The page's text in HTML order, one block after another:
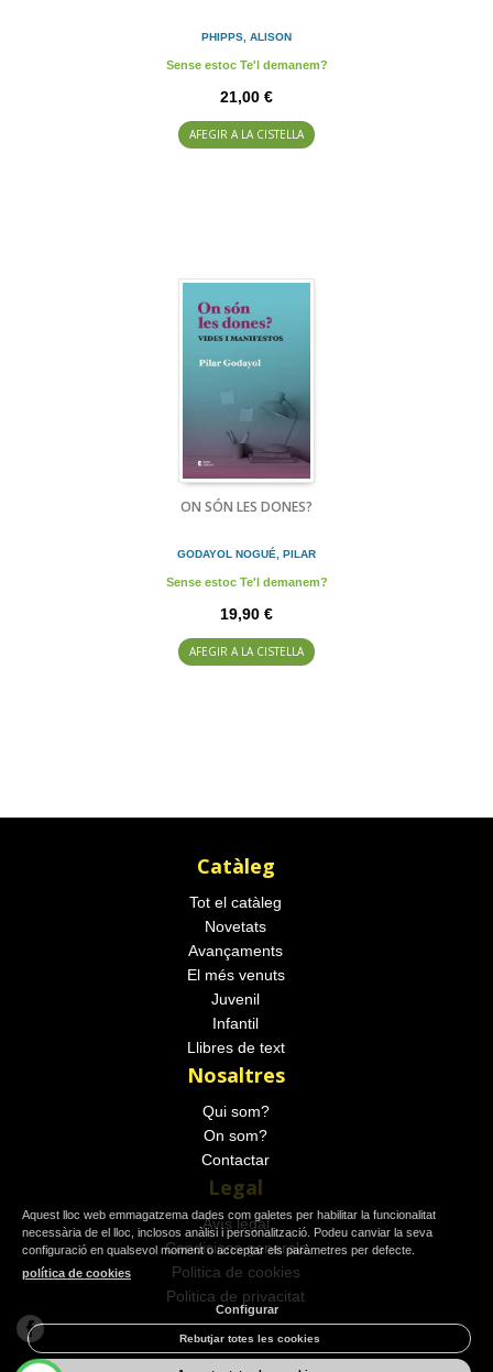
PHIPPS, ALISON
Sense estoc Te'l demanem?
21,00 €
AFEGIR A LA CISTELLA
ON SÓN LES DONES?
GODAYOL NOGUÉ, PILAR
Sense estoc Te'l demanem?
19,90 €
AFEGIR A LA CISTELLA
Catàleg
Tot el catàleg
Novetats
Avançaments
El més venuts
Juvenil
Infantil
Llibres de text
Nosaltres
Qui som?
On som?
Contactar
Legal
Avís legal
Condicions generals
Politica de cookies
Politica de privacitat
Aquest lloc web emmagatzema dades com galetes per habilitar la funcionalitat
necessària de el lloc, inclosos anàlisi i personalització. Podeu canviar la seva
configuració en qualsevol moment o acceptar els paràmetres per defecte.
política de cookies
Configurar
Rebutjar totes les cookies